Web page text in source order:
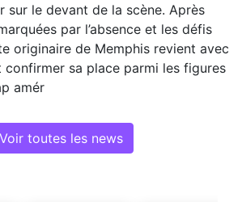
sur le devant de la scène. Après
par l’absence et les défis
originaire de Memphis revient avec
confirmer sa place parmi les figures
amér
Voir toutes les news